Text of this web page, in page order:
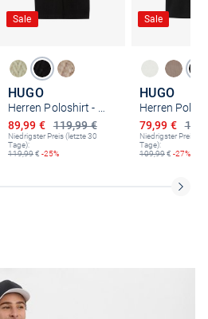
Sale
HUGO
Herren Poloshirt - Dalibo
119,99 €
Ermäßigter Preis
89,99 €
Niedrigster Preis (letzte 30
Tage):
119,99€ -25%
Sale
HUGO
Ermäßigter
79,99 €
Niedrigster Preis
Tage):
109,99€ -27%